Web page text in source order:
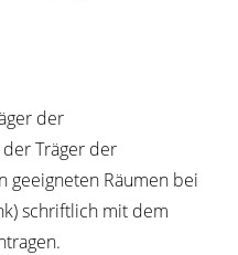
der
Träger der
geeigneten Räumen bei
schriftlich mit dem